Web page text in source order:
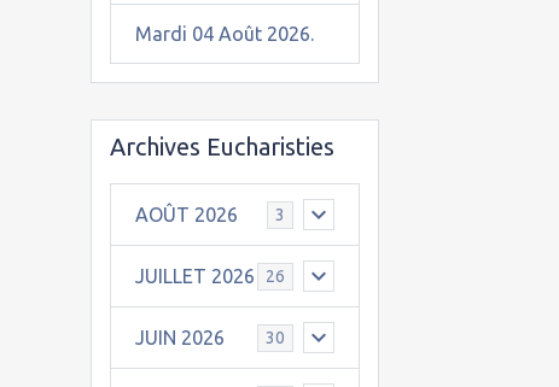
Mardi 04 Août 2026.
Archives Eucharisties
AOÛT 2026 3
JUILLET 2026 26
JUIN 2026 30